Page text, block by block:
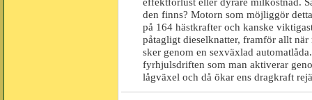
den finns? Motorn som möjliggör
på 164 hästkrafter och kanske
påtagligt dieselknatter, framför allt
sker genom en sexväxlad
fyrhjulsdriften som man aktiverar
lågväxel och då ökar ens dragkraft